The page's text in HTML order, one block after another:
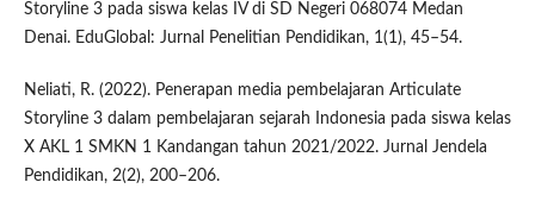
Storyline 3 pada siswa kelas IV di SD Negeri 068074 Medan
Denai. EduGlobal: Jurnal Penelitian Pendidikan, 1(1), 45–54.
Neliati, R. (2022). Penerapan media pembelajaran Articulate
Storyline 3 dalam pembelajaran sejarah Indonesia pada siswa kelas
X AKL 1 SMKN 1 Kandangan tahun 2021/2022. Jurnal Jendela
Pendidikan, 2(2), 200–206.